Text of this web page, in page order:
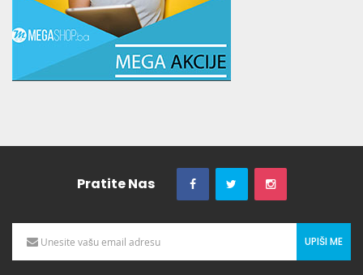
Pratite Nas
UPIŠI ME